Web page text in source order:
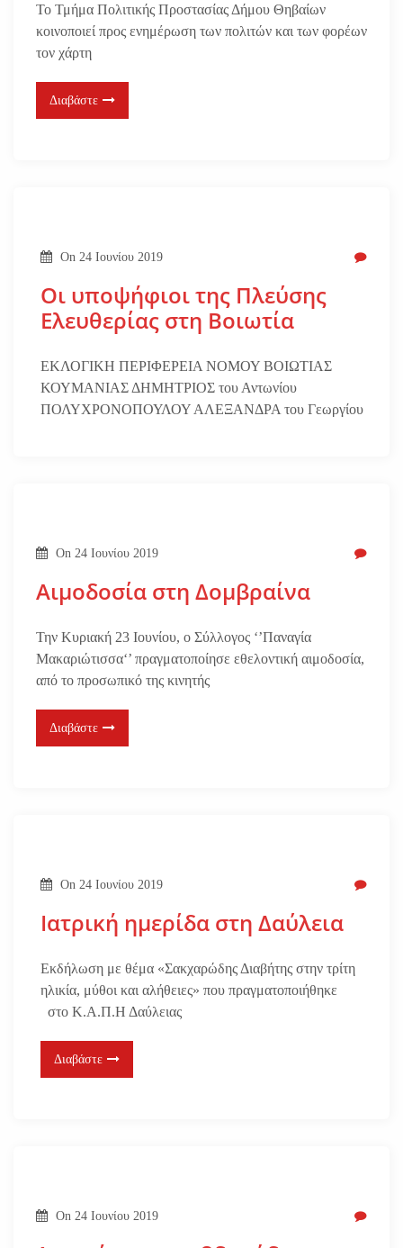
Το Τμήμα Πολιτικής Προστασίας Δήμου Θηβαίων
κοινοποιεί προς ενημέρωση των πολιτών και των φορέων
τον χάρτη
Διαβάστε
On 24 Ιουνίου 2019
Οι υποψήφιοι της Πλεύσης
Ελευθερίας στη Βοιωτία
ΕΚΛΟΓΙΚΗ ΠΕΡΙΦΕΡΕΙΑ ΝΟΜΟΥ ΒΟΙΩΤΙΑΣ
ΚΟΥΜΑΝΙΑΣ ΔΗΜΗΤΡΙΟΣ του Αντωνίου
ΠΟΛΥΧΡΟΝΟΠΟΥΛΟΥ ΑΛΕΞΑΝΔΡΑ του Γεωργίου
On 24 Ιουνίου 2019
Αιμοδοσία στη Δομβραίνα
Την Κυριακή 23 Ιουνίου, ο Σύλλογος ‘’Παναγία
Μακαριώτισσα‘’ πραγματοποίησε εθελοντική αιμοδοσία,
από το προσωπικό της κινητής
Διαβάστε
On 24 Ιουνίου 2019
Ιατρική ημερίδα στη Δαύλεια
Eκδήλωση με θέμα «Σακχαρώδης Διαβήτης στην τρίτη
ηλικία, μύθοι και αλήθειες» που πραγματοποιήθηκε
στο Κ.Α.Π.Η Δαύλειας
Διαβάστε
On 24 Ιουνίου 2019